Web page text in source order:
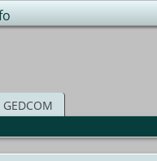
GEDCOM